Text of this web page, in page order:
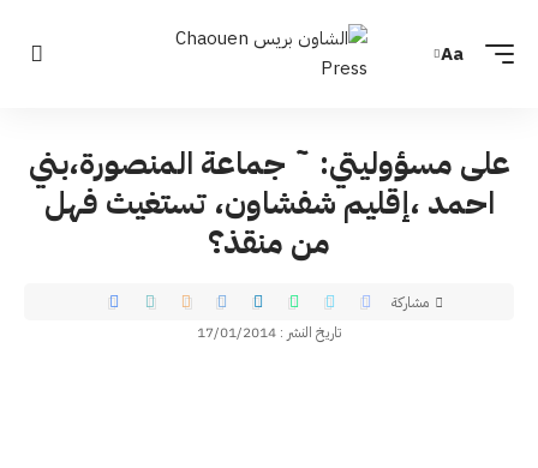
Aa
على مسؤوليتي: ˜ جماعة المنصورة،بني
احمد ،إقليم شفشاون، تستغيث فهل
من منقذ؟
تاريخ النشر : 17/01/2014
مشاركة